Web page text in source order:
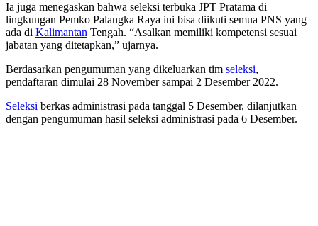
Ia juga menegaskan bahwa seleksi terbuka JPT Pratama di
lingkungan Pemko Palangka Raya ini bisa diikuti semua PNS yang
ada di Kalimantan Tengah. “Asalkan memiliki kompetensi sesuai
jabatan yang ditetapkan,” ujarnya.
Berdasarkan pengumuman yang dikeluarkan tim seleksi,
pendaftaran dimulai 28 November sampai 2 Desember 2022.
Seleksi berkas administrasi pada tanggal 5 Desember, dilanjutkan
dengan pengumuman hasil seleksi administrasi pada 6 Desember.